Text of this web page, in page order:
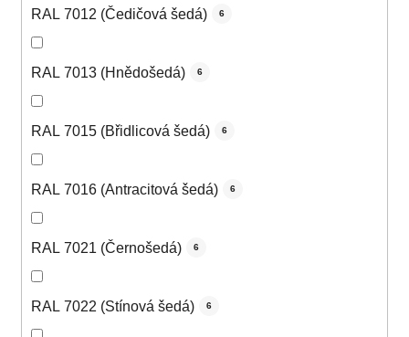
RAL 7012 (Čedičová šedá) 6
RAL 7013 (Hnědošedá) 6
RAL 7015 (Břidlicová šedá) 6
RAL 7016 (Antracitová šedá) 6
RAL 7021 (Černošedá) 6
RAL 7022 (Stínová šedá) 6